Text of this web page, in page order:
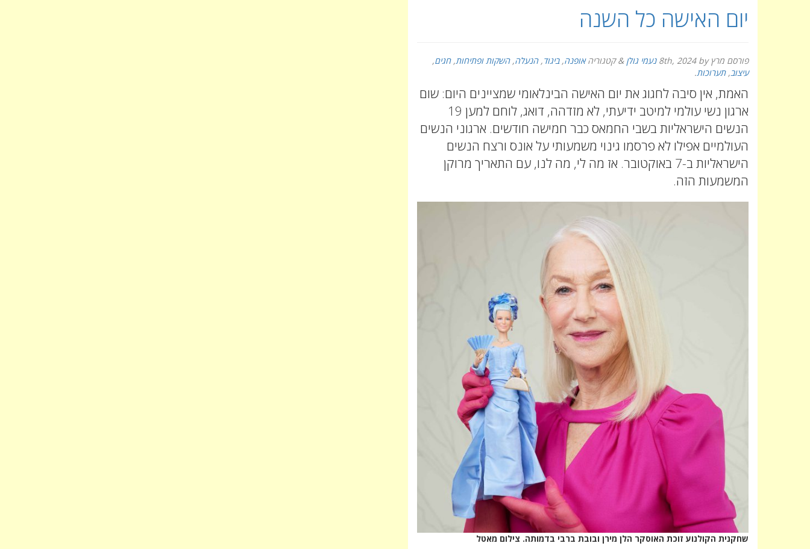
יום האישה כל השנה
פורסם מרץ 8th, 2024by נעמי גולן &קטגוריהאופנה,ביגוד,הנעלה,השקות ופתיחות,חגים,
עיצוב,תערוכות.
האמת, אין סיבה לחגוג את יום האישה הבינלאומי שמציינים היום: שום
ארגון נשי עולמי למיטב ידיעתי, לא מזדהה, דואג, לוחם למען 19
הנשים הישראליות בשבי החמאס כבר חמישה חודשים. ארגוני הנשים
העולמיים אפילו לא פרסמו גינוי משמעותי על אונס ורצח הנשים
הישראליות ב-7 באוקטובר. אז מה לי, מה לנו, עם התאריך מרוקן
המשמעות הזה.
שחקנית הקולנוע זוכת האוסקר הלן מירן ובובת ברבי בדמותה. צילום מאטל